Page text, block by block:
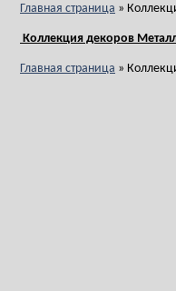
Главная страница »
Коллекция декоров
Главная страница »